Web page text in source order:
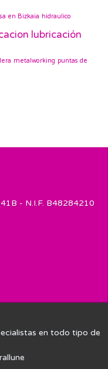
en Bizkaia hidraulico
lubricación
metalworking puntas de
- N.I.F. B48284210
en todo tipo de